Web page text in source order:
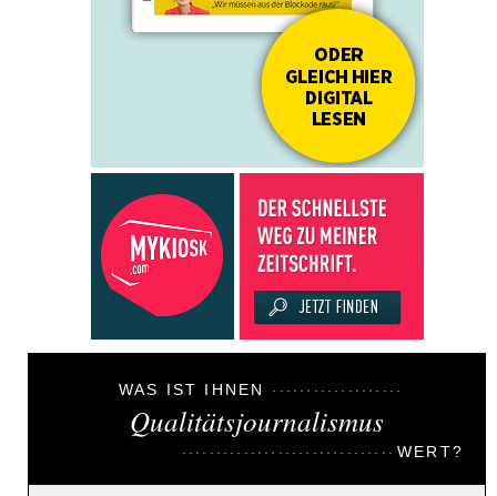
WAS IST IHNEN
Qualitätsjournalismus
WERT?